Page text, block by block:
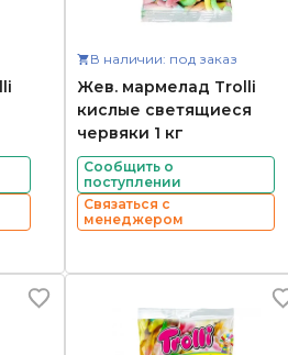
В наличии: под заказ
Жев. мармелад Trolli
кислые светящиеся
червяки 1 кг
Сообщить о
поступлении
Связаться с
менеджером